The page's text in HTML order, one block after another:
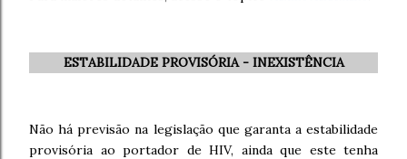
ESTABILIDADE PROVISÓRIA - INEXISTÊNCIA
Não há previsão na legislação que garanta a estabilidade
provisória ao portador de HIV, ainda que este tenha